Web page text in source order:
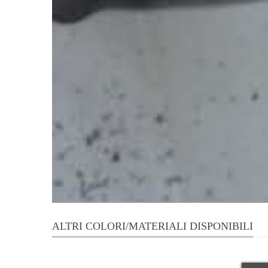
ALTRI COLORI/MATERIALI DISPONIBILI